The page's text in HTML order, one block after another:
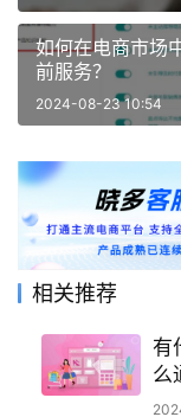
如何在电商市场
前服务？
2024-08-23 10:54
相关推荐
有
么